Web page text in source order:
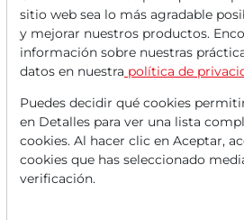
10/03/2026 a las 16 h
Ondas Inc. activa con 1,5 mil
sitio web sea lo más agradable
y mejorar nuestros productos.
información sobre nuestras
datos en nuestra política de
Puedes decidir qué cookies
en Detalles para ver una lista
cookies. Al hacer clic en Aceptar,
cookies que has seleccionado
verificación.